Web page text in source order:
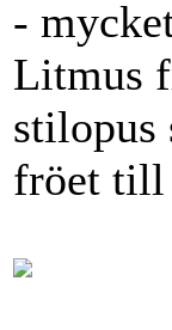
-
Litmus
stilopus
fröet till